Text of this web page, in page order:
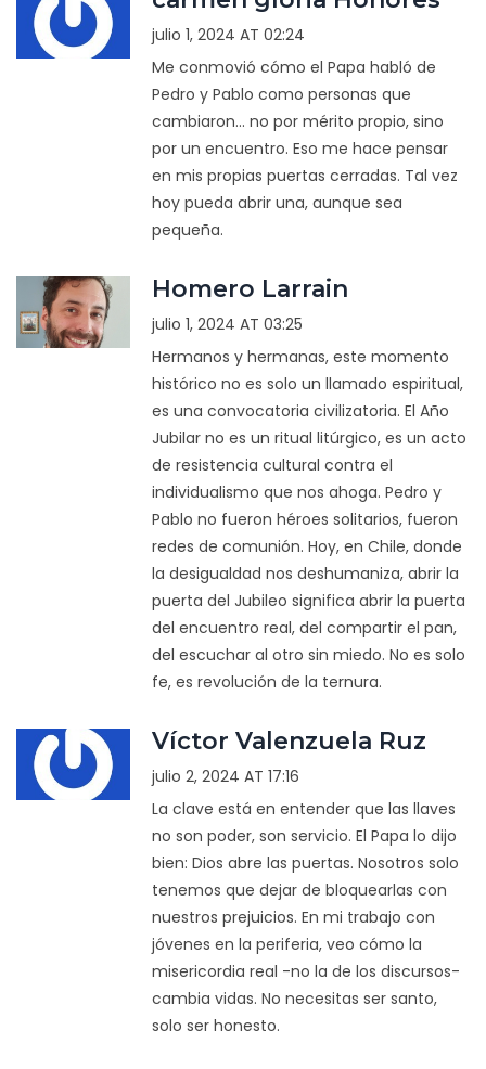
julio 1, 2024 AT 02:24
Me conmovió cómo el Papa habló de
Pedro y Pablo como personas que
cambiaron... no por mérito propio, sino
por un encuentro. Eso me hace pensar
en mis propias puertas cerradas. Tal vez
hoy pueda abrir una, aunque sea
pequeña.
Homero Larrain
julio 1, 2024 AT 03:25
Hermanos y hermanas, este momento
histórico no es solo un llamado espiritual,
es una convocatoria civilizatoria. El Año
Jubilar no es un ritual litúrgico, es un acto
de resistencia cultural contra el
individualismo que nos ahoga. Pedro y
Pablo no fueron héroes solitarios, fueron
redes de comunión. Hoy, en Chile, donde
la desigualdad nos deshumaniza, abrir la
puerta del Jubileo significa abrir la puerta
del encuentro real, del compartir el pan,
del escuchar al otro sin miedo. No es solo
fe, es revolución de la ternura.
Víctor Valenzuela Ruz
julio 2, 2024 AT 17:16
La clave está en entender que las llaves
no son poder, son servicio. El Papa lo dijo
bien: Dios abre las puertas. Nosotros solo
tenemos que dejar de bloquearlas con
nuestros prejuicios. En mi trabajo con
jóvenes en la periferia, veo cómo la
misericordia real -no la de los discursos-
cambia vidas. No necesitas ser santo,
solo ser honesto.